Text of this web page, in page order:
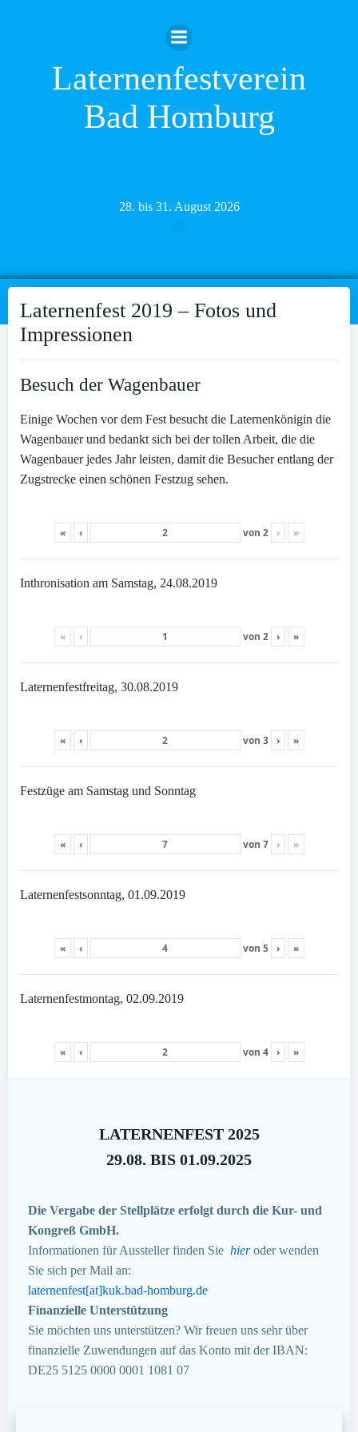
Inhalt
springen
Laternenfestverein
Bad Homburg
28. bis 31. August 2026
Laternenfest 2019 – Fotos und
Impressionen
Besuch der Wagenbauer
Einige Wochen vor dem Fest besucht die Laternenkönigin die
Wagenbauer und bedankt sich bei der tollen Arbeit, die die
Wagenbauer jedes Jahr leisten, damit die Besucher entlang der
Zugstrecke einen schönen Festzug sehen.
« ‹ von 2 › »
Inthronisation am Samstag, 24.08.2019
« ‹ von 2 › »
Laternenfestfreitag, 30.08.2019
« ‹ von 3 › »
Festzüge am Samstag und Sonntag
« ‹ von 7 › »
Laternenfestsonntag, 01.09.2019
« ‹ von 5 › »
Laternenfestmontag, 02.09.2019
« ‹ von 4 › »
LATERNENFEST 2025
29.08. BIS 01.09.2025
Die Vergabe der Stellplätze erfolgt durch die Kur- und
Kongreß GmbH.
Informationen für Aussteller finden Sie hieroder wenden
Sie sich per Mail an:
laternenfest[at]kuk.bad-homburg.de
Finanzielle Unterstützung
Sie möchten uns unterstützen? Wir freuen uns sehr über
finanzielle Zuwendungen auf das Konto mit der IBAN:
DE25 5125 0000 0001 1081 07